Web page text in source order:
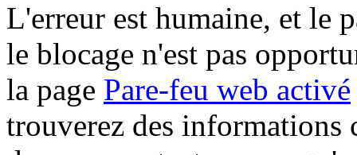
L'erreur est humaine, et le
le blocage n'est pas
la page Pare-feu web activé
trouverez des informations